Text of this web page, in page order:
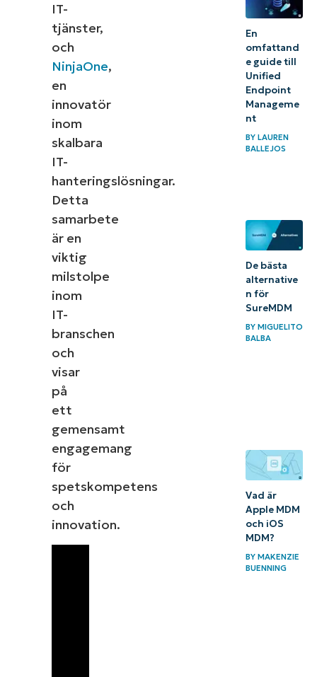
IT-
tjänster,
och
NinjaOne,
en
innovatör
inom
skalbara
IT-
hanteringslösningar.
Detta
samarbete
är en
viktig
milstolpe
inom
IT-
branschen
och
visar
på
ett
gemensamt
engagemang
för
spetskompetens
och
innovation.
En
omfattand
e guide till
Unified
Endpoint
Manageme
nt
BYLAUREN
BALLEJOS
De bästa
alternative
n för
SureMDM
BYMIGUELITO
BALBA
Vad är
Apple MDM
och iOS
MDM?
BYMAKENZIE
BUENNING